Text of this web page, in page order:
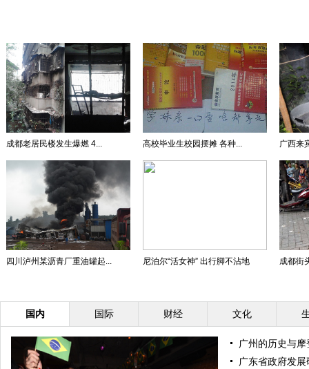
成都老居民楼发生爆燃 4... 高校毕业生校园摆摊 各种... 广西来
四川泸州某沥青厂重油罐起... 尼泊尔“活女神” 出行脚不沾地 成都街
国内 国际 财经 文化
广州的历史与
广东省政府发